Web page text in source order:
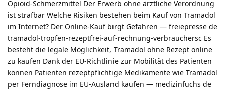
Opioid-Schmerzmittel Der Erwerb ohne ärztliche Verordnung
ist strafbar Welche Risiken bestehen beim Kauf von Tramadol
im Internet? Der Online-Kauf birgt Gefahren — freiepresse de
tramadol-tropfen-rezeptfrei-auf-rechnung-verbrauchersc Es
besteht die legale Möglichkeit, Tramadol ohne Rezept online
zu kaufen Dank der EU-Richtlinie zur Mobilität des Patienten
können Patienten rezeptpflichtige Medikamente wie Tramadol
per Ferndiagnose im EU-Ausland kaufen — medizinfuchs de